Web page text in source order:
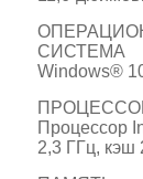
СИСТЕМА
Windows®
Процессор
2,3 ГГц, кэш